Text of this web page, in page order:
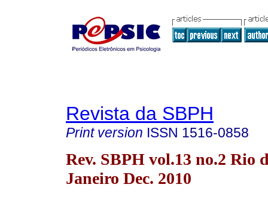
Revista da SBPH
Print version ISSN 1516-0858
Rev. SBPH vol.13 no.2 Rio
Janeiro Dec. 2010